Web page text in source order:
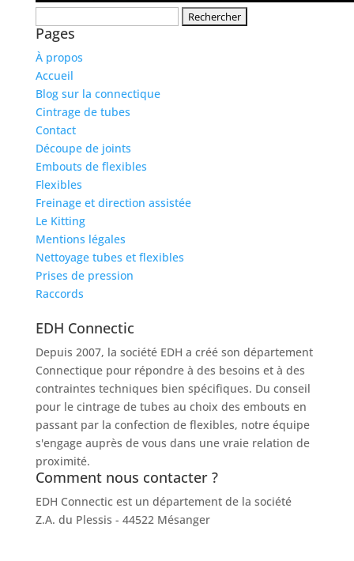
Pages
À propos
Accueil
Blog sur la connectique
Cintrage de tubes
Contact
Découpe de joints
Embouts de flexibles
Flexibles
Freinage et direction assistée
Le Kitting
Mentions légales
Nettoyage tubes et flexibles
Prises de pression
Raccords
EDH Connectic
Depuis 2007, la société EDH a créé son département
Connectique pour répondre à des besoins et à des
contraintes techniques bien spécifiques. Du conseil
pour le cintrage de tubes au choix des embouts en
passant par la confection de flexibles, notre équipe
s'engage auprès de vous dans une vraie relation de
proximité.
Comment nous contacter ?
EDH Connectic est un département de la société
Z.A. du Plessis - 44522 Mésanger